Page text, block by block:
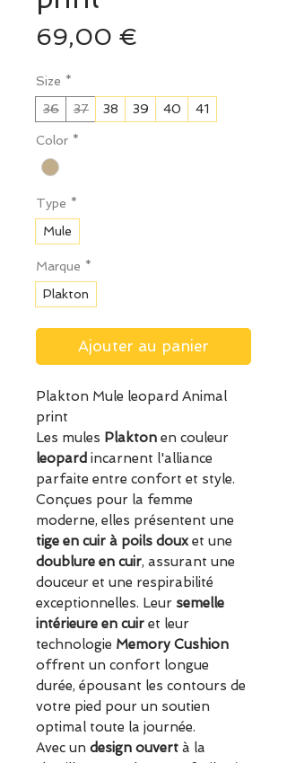
69,00 €
Size *
36
37 38 39 40 41
Color *
Type *
Mule
Marque *
Plakton
Ajouter au panier
Plakton Mule leopard Animal
print
Les mules Plakton en couleur
leopard incarnent l'alliance
parfaite entre confort et style.
Conçues pour la femme
moderne, elles présentent une
tige en cuir à poils douxet une
doublure en cuir, assurant une
douceur et une respirabilité
exceptionnelles. Leur semelle
intérieure en cuir et leur
technologie Memory Cushion
offrent un confort longue
durée, épousant les contours de
votre pied pour un soutien
optimal toute la journée.
Avec un design ouvert à la